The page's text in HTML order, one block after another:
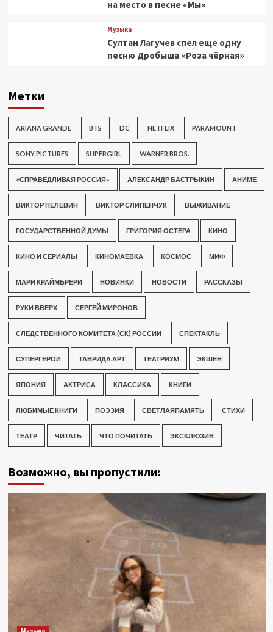
на место в песне «Мы»
Музыка
Султан Лагучев спел еще одну
песню Дробыша «Роза чёрная»
Метки
ARIANA GRANDE BTS DC NETFLIX PARAMOUNT
SONY PICTURES SUPERGIRL WARNER BROS.
«СПРАВЕДЛИВАЯ РОССИЯ» АЛЕКСАНДР БАСТРЫКИН АНИМЕ
ВИКТОР ПЕЛЕВИН ВИКТОР СЛИПЕНЧУК ВЫЖИВАНИЕ
ГОСУДАРСТВЕННОЙ ДУМЫ ГРИГОРИЯ ОСТЕРА КИНО
КИНО И СЕРИАЛЫ КИНОМАЁВКА КОСМОС МИФ
МАРИ КРАЙМБРЕРИ НОВИНКИ НОВОСТИ РАССКАЗЫ
РУКИ ВВЕРХ СЕРГЕЙ МИРОНОВ
СЛЕДСТВЕННОГО КОМИТЕТА (СК) РОССИИ СПЕКТАКЛЬ
СУПЕРГЕРОИ ТАВРИДА.АРТ ТЕАТРИУМ ЭКШЕН
ЯПОНИЯ АКТРИСА КЛАССИКА КНИГИ
ЛЮБИМЫЕ КНИГИ ПОЭЗИЯ СВЕТЛАЯПАМЯТЬ СТИХИ
ТЕАТР ЧИТАТЬ ЧТО ПОЧИТАТЬ ЭКСКЛЮЗИВ
Возможно, вы пропустили: